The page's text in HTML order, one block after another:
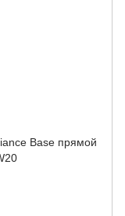
Base прямой